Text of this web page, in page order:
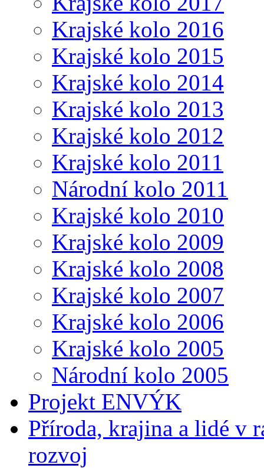
Krajské kolo 2016
Krajské kolo 2015
Krajské kolo 2014
Krajské kolo 2013
Krajské kolo 2012
Krajské kolo 2011
Národní kolo 2011
Krajské kolo 2010
Krajské kolo 2009
Krajské kolo 2008
Krajské kolo 2007
Krajské kolo 2006
Krajské kolo 2005
Národní kolo 2005
Projekt ENVÝK
Příroda, krajina a lidé v
rozvoj